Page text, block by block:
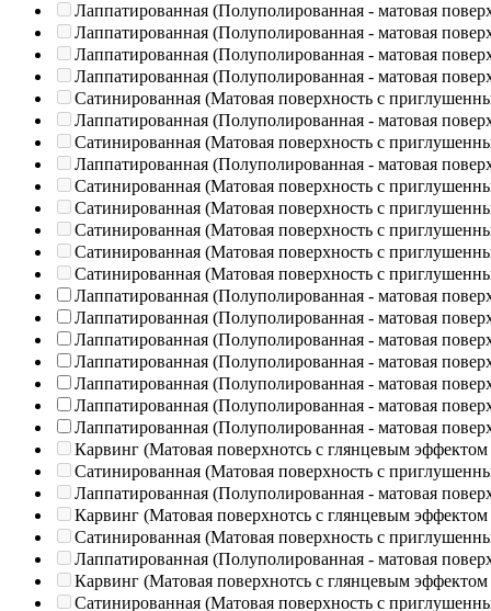
Лаппатированная (Полуполированная - матовая
Лаппатированная (Полуполированная - матовая
Лаппатированная (Полуполированная - матовая
Лаппатированная (Полуполированная - матовая
Сатинированная (Матовая поверхность с
Лаппатированная (Полуполированная - матовая
Сатинированная (Матовая поверхность с
Лаппатированная (Полуполированная - матовая
Сатинированная (Матовая поверхность с
Сатинированная (Матовая поверхность с
Сатинированная (Матовая поверхность с
Сатинированная (Матовая поверхность с
Сатинированная (Матовая поверхность с
Лаппатированная (Полуполированная - матовая
Лаппатированная (Полуполированная - матовая
Лаппатированная (Полуполированная - матовая
Лаппатированная (Полуполированная - матовая
Лаппатированная (Полуполированная - матовая
Лаппатированная (Полуполированная - матовая
Лаппатированная (Полуполированная - матовая
Карвинг (Матовая поверхнотсь с глянцевым эффектом
Сатинированная (Матовая поверхность с
Лаппатированная (Полуполированная - матовая
Карвинг (Матовая поверхнотсь с глянцевым эффектом
Сатинированная (Матовая поверхность с
Лаппатированная (Полуполированная - матовая
Карвинг (Матовая поверхнотсь с глянцевым эффектом
Сатинированная (Матовая поверхность с